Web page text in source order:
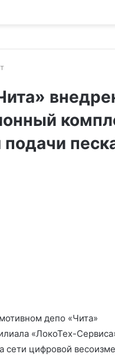
подачи
депо «Чита»
«ЛокоТех-
сети цифровой